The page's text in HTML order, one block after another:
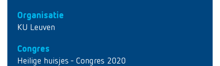
Organisatie
KU Leuven
Congres
Heilige huisjes - Congres 2020